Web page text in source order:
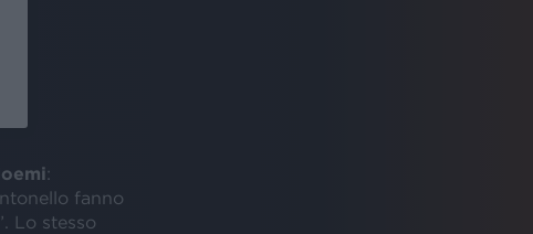
:
fanno
Lo stesso